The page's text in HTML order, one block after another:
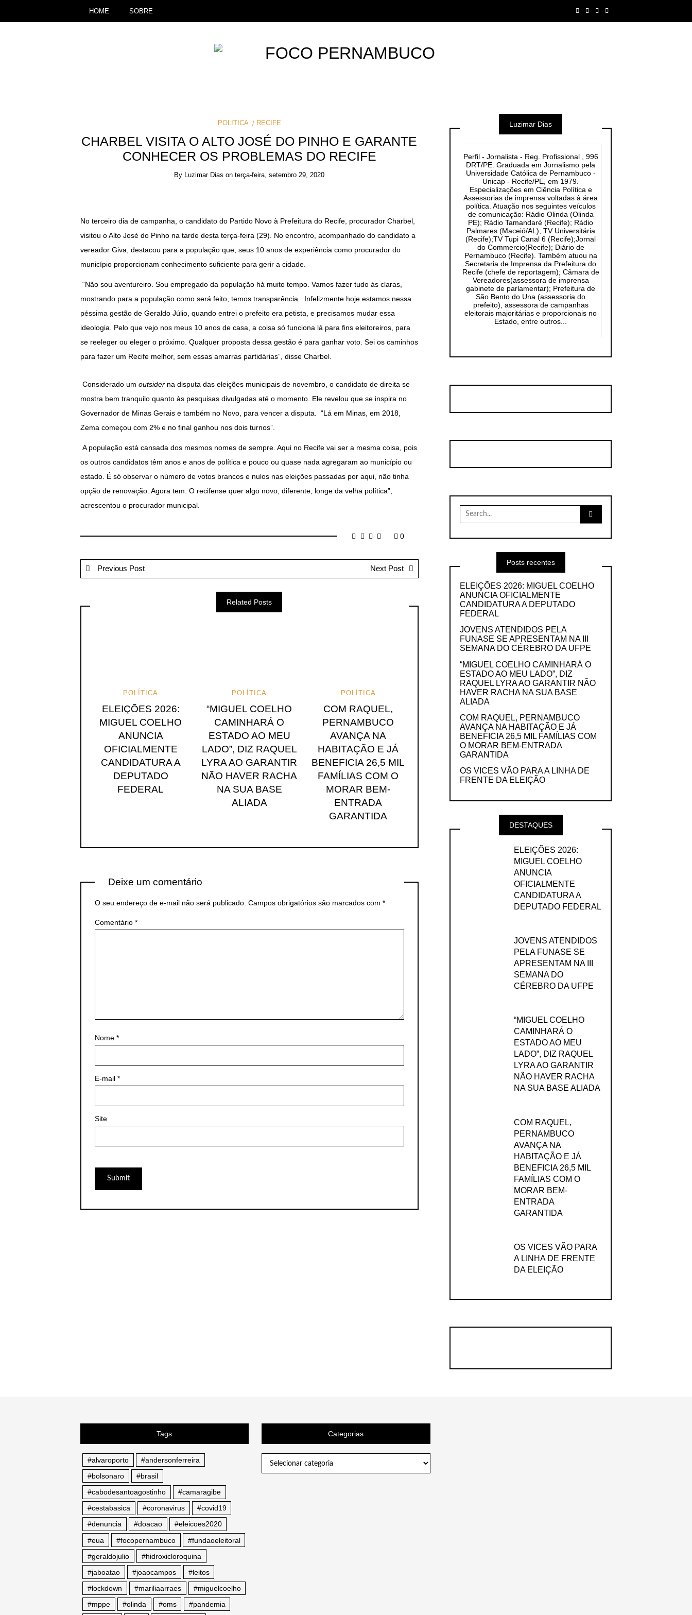
HOME SOBRE
POLÍTICA RECIFE
CHARBEL VISITA O ALTO JOSÉ DO PINHO E GARANTE
CONHECER OS PROBLEMAS DO RECIFE
By Luzimar Dias onterça-feira, setembro 29, 2020
No terceiro dia de campanha, o candidato do Partido Novo à Prefeitura do Recife, procurador Charbel,
visitou o Alto José do Pinho na tarde desta terça-feira (29). No encontro, acompanhado do candidato a
vereador Giva, destacou para a população que, seus 10 anos de experiência como procurador do
município proporcionam conhecimento suficiente para gerir a cidade.
“Não sou aventureiro. Sou empregado da população há muito tempo. Vamos fazer tudo às claras,
mostrando para a população como será feito, temos transparência. Infelizmente hoje estamos nessa
péssima gestão de Geraldo Júlio, quando entrei o prefeito era petista, e precisamos mudar essa
ideologia. Pelo que vejo nos meus 10 anos de casa, a coisa só funciona lá para fins eleitoreiros, para
se reeleger ou eleger o próximo. Qualquer proposta dessa gestão é para ganhar voto. Sei os caminhos
para fazer um Recife melhor, sem essas amarras partidárias”, disse Charbel.
Considerado um outsiderna disputa das eleições municipais de novembro, o candidato de direita se
mostra bem tranquilo quanto às pesquisas divulgadas até o momento. Ele revelou que se inspira no
Governador de Minas Gerais e também no Novo, para vencer a disputa. “Lá em Minas, em 2018,
Zema começou com 2% e no final ganhou nos dois turnos”.
A população está cansada dos mesmos nomes de sempre. Aqui no Recife vai ser a mesma coisa, pois
os outros candidatos têm anos e anos de política e pouco ou quase nada agregaram ao município ou
estado. É só observar o número de votos brancos e nulos nas eleições passadas por aqui, não tinha
opção de renovação. Agora tem. O recifense quer algo novo, diferente, longe da velha política”,
acrescentou o procurador municipal.
0
Previous Post Next Post
Related Posts
POLÍTICA
ELEIÇÕES 2026:
MIGUEL COELHO
ANUNCIA
OFICIALMENTE
CANDIDATURA A
DEPUTADO
FEDERAL
POLÍTICA
“MIGUEL COELHO
CAMINHARÁ O
ESTADO AO MEU
LADO”, DIZ RAQUEL
LYRA AO GARANTIR
NÃO HAVER RACHA
NA SUA BASE
ALIADA
POLÍTICA
COM RAQUEL,
PERNAMBUCO
AVANÇA NA
HABITAÇÃO E JÁ
BENEFICIA 26,5 MIL
FAMÍLIAS COM O
MORAR BEM-
ENTRADA
GARANTIDA
Deixe um comentário
O seu endereço de e-mail não será publicado. Campos obrigatórios são marcados com *
Comentário *
Nome *
E-mail *
Site
Luzimar Dias
Perfil - Jornalista - Reg. Profissional , 996
DRT/PE. Graduada em Jornalismo pela
Universidade Católica de Pernambuco -
Unicap - Recife/PE, em 1979.
Especializações em Ciência Política e
Assessorias de imprensa voltadas à área
política. Atuação nos seguintes veículos
de comunicação: Rádio Olinda (Olinda
PE); Rádio Tamandaré (Recife); Rádio
Palmares (Maceió/AL); TV Universitária
(Recife);TV Tupi Canal 6 (Recife);Jornal
do Commercio(Recife); Diário de
Pernambuco (Recife). Também atuou na
Secretaria de Imprensa da Prefeitura do
Recife (chefe de reportagem); Câmara de
Vereadores(assessora de imprensa
gabinete de parlamentar); Prefeitura de
São Bento do Una (assessoria do
prefeito), assessora de campanhas
eleitorais majoritárias e proporcionais no
Estado, entre outros...
Search
for:
Posts recentes
ELEIÇÕES 2026: MIGUEL COELHO
ANUNCIA OFICIALMENTE
CANDIDATURA A DEPUTADO
FEDERAL
JOVENS ATENDIDOS PELA
FUNASE SE APRESENTAM NA III
SEMANA DO CÉREBRO DA UFPE
“MIGUEL COELHO CAMINHARÁ O
ESTADO AO MEU LADO”, DIZ
RAQUEL LYRA AO GARANTIR NÃO
HAVER RACHA NA SUA BASE
ALIADA
COM RAQUEL, PERNAMBUCO
AVANÇA NA HABITAÇÃO E JÁ
BENEFICIA 26,5 MIL FAMÍLIAS COM
O MORAR BEM-ENTRADA
GARANTIDA
OS VICES VÃO PARA A LINHA DE
FRENTE DA ELEIÇÃO
DESTAQUES
ELEIÇÕES 2026:
MIGUEL COELHO
ANUNCIA
OFICIALMENTE
CANDIDATURA A
DEPUTADO FEDERAL
JOVENS ATENDIDOS
PELA FUNASE SE
APRESENTAM NA III
SEMANA DO
CÉREBRO DA UFPE
“MIGUEL COELHO
CAMINHARÁ O
ESTADO AO MEU
LADO”, DIZ RAQUEL
LYRA AO GARANTIR
NÃO HAVER RACHA
NA SUA BASE ALIADA
COM RAQUEL,
PERNAMBUCO
AVANÇA NA
HABITAÇÃO E JÁ
BENEFICIA 26,5 MIL
FAMÍLIAS COM O
MORAR BEM-
ENTRADA
GARANTIDA
OS VICES VÃO PARA
A LINHA DE FRENTE
DA ELEIÇÃO
Tags
#alvaroporto
#andersonferreira
#bolsonaro
#brasil
#cabodesantoagostinho
#camaragibe
#cestabasica
#coronavirus
#covid19
#denuncia
#doacao
#eleicoes2020
#eua
#focopernambuco
#fundaoeleitoral
#geraldojulio
#hidroxicloroquina
#jaboatao
#joaocampos
#leitos
#lockdown
#mariliaarraes
#miguelcoelho
#mppe
#olinda #oms #pandemia
Categorias
Categorias